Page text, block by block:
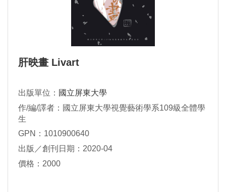
肝映畫 Livart
出版單位： 國立屏東大學
作/編/譯者：國立屏東大學視覺藝術學系109級全體學
生
GPN：1010900640
出版／創刊日期：2020-04
價格：2000